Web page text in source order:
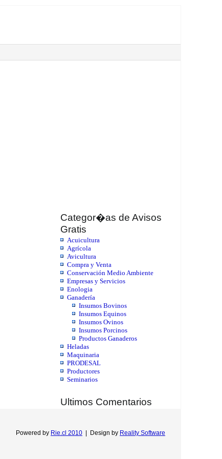
Categor�as de Avisos
Gratis
Acuicultura
Agrícola
Avicultura
Compra y Venta
Conservación Medio Ambiente
Empresas y Servicios
Enologia
Ganadería
Insumos Bovinos
Insumos Equinos
Insumos Ovinos
Insumos Porcinos
Productos Ganaderos
Heladas
Maquinaria
PRODESAL
Productores
Seminarios
Ultimos Comentarios
Powered by Rie.cl 2010 Design by Reality Software